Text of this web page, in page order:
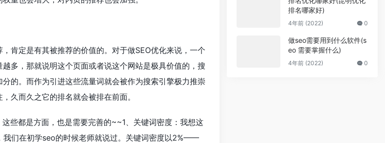
肯定是有其被推荐的价值的。对于做SEO优化来说，一个
多，那就说明这个页面或者说这个网站是极具价值的，搜
的。而作为引进这些流量词就会被作为搜索引擎极力推崇
久而久之它的排名就会被排在前面。
些都是方面，也是需要完善的~~1、关键词密度：我想这
我们在初学seo的时候老师就说过。关键词密度以2%——
排名哪家好)
4年前 (2022) 0
做seo需要用到什么软件(s
eo 需要掌握什么)
4年前 (2022) 0